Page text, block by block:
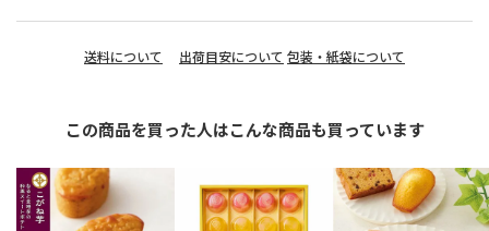
送料について 出荷目安について 包装・紙袋について
この商品を買った人はこんな商品も買っています